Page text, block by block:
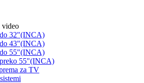
video
32"(INCA)
43"(INCA)
55"(INCA)
55"(INCA)
za TV